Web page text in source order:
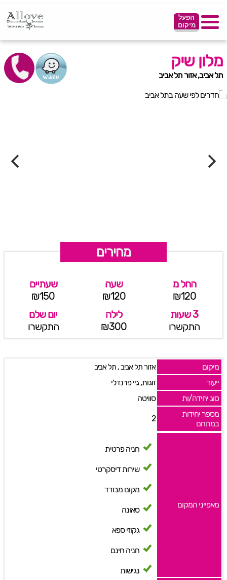
הפעל
מיקום
מלון שיק
תל אביב, אזור תל אביב
מחירים
החל מ
₪120
שעה
₪120
שעתיים
₪150
3 שעות
התקשרו
לילה
₪300
יום שלם
התקשרו
מיקום אזור תל אביב, תל אביב
ייעוד
זוגות, גיי פרנדלי
סוג יחידה/ות
סוויטה
מספר יחידות
במתחם
2
מאפייני המקום
חניה פרטית
שירות דיסקרטי
מקום מבודד
סאונה
גקוזי ספא
חניה חינם
נגישות